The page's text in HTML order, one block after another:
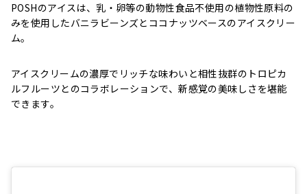
POSHのアイスは、乳・卵等の動物性食品不使用の植物性原料の
みを使用したバニラビーンズとココナッツベースのアイスクリー
ム。
アイスクリームの濃厚でリッチな味わいと相性抜群のトロピカ
ルフルーツとのコラボレーションで、新感覚の美味しさを堪能
できます。